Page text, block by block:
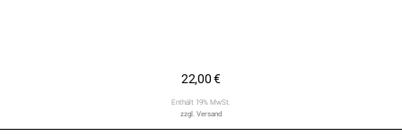
22,00€
Enthält 19% MwSt.
zzgl. Versand